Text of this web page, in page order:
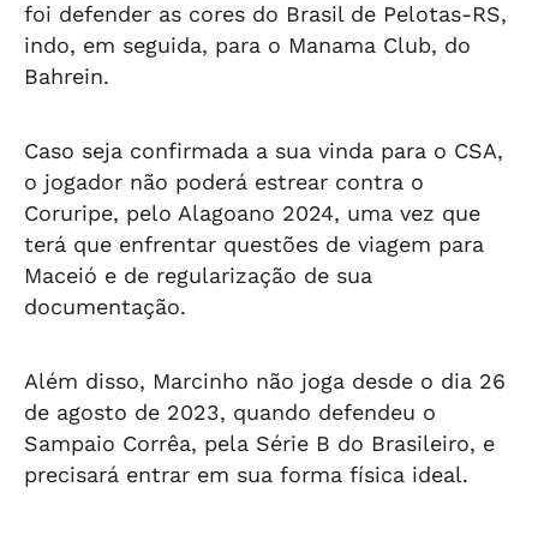
foi defender as cores do Brasil de Pelotas-RS,
indo, em seguida, para o Manama Club, do
Bahrein.
Caso seja confirmada a sua vinda para o CSA,
o jogador não poderá estrear contra o
Coruripe, pelo Alagoano 2024, uma vez que
terá que enfrentar questões de viagem para
Maceió e de regularização de sua
documentação.
Além disso, Marcinho não joga desde o dia 26
de agosto de 2023, quando defendeu o
Sampaio Corrêa, pela Série B do Brasileiro, e
precisará entrar em sua forma física ideal.